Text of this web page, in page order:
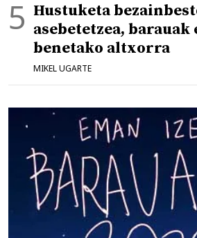
Hustuketa
asebetetzea,
benetako altxorra
MIKEL UGARTE